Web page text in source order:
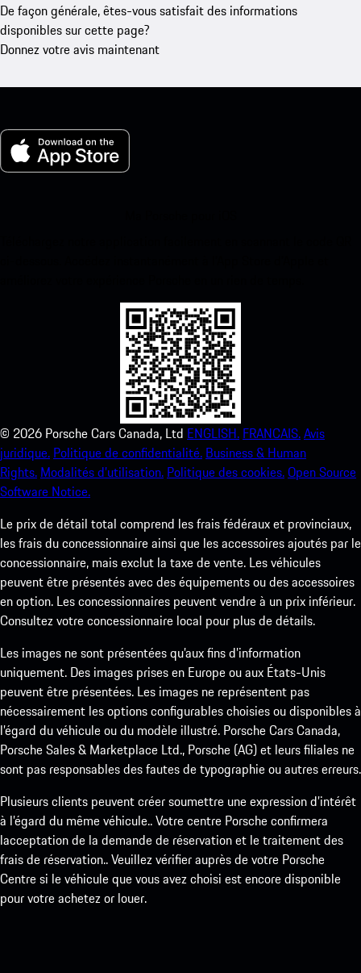
De façon générale, êtes-vous satisfait des informations
disponibles sur cette page?
Donnez votre avis maintenant
© 2026 Porsche Cars Canada, Ltd ENGLISH. FRANCAIS.Avis
juridique. Politique de confidentialité. Business & Human
Rights. Modalités d’utilisation. Politique des cookies.Open Source
Software Notice.
Le prix de détail total comprend les frais fédéraux et provinciaux,
les frais du concessionnaire ainsi que les accessoires ajoutés par le
concessionnaire, mais exclut la taxe de vente. Les véhicules
peuvent être présentés avec des équipements ou des accessoires
en option. Les concessionnaires peuvent vendre à un prix inférieur.
Consultez votre concessionnaire local pour plus de détails.
Les images ne sont présentées qu’aux fins d’information
uniquement. Des images prises en Europe ou aux États-Unis
peuvent être présentées. Les images ne représentent pas
nécessairement les options configurables choisies ou disponibles à
l’égard du véhicule ou du modèle illustré. Porsche Cars Canada,
Porsche Sales & Marketplace Ltd., Porsche (AG) et leurs filiales ne
sont pas responsables des fautes de typographie ou autres erreurs.
Plusieurs clients peuvent créer soumettre une expression d’intérêt
à l’égard du même véhicule.. Votre centre Porsche confirmera
lacceptation de la demande de réservation et le traitement des
frais de réservation.. Veuillez vérifier auprès de votre Porsche
Centre si le véhicule que vous avez choisi est encore disponible
pour votre achetez or louer.